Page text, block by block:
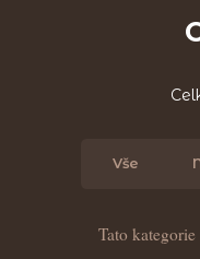
Vše
Tato